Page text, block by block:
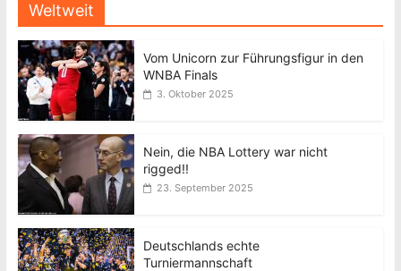
Weltweit
Vom Unicorn zur Führungsfigur in den
WNBA Finals
3. Oktober 2025
Nein, die NBA Lottery war nicht
rigged!!
23. September 2025
Deutschlands echte
Turniermannschaft